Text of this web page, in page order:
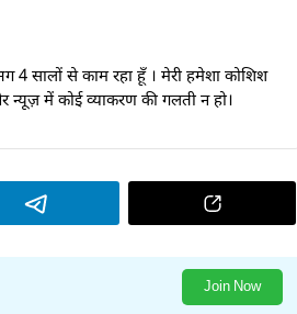
4 सालों से काम रहा हूँ । मेरी हमेशा कोशिश
में कोई व्याकरण की गलती न हो।
Join Now